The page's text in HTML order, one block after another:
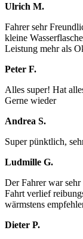
Ulrich M.
Fahrer sehr
kleine
Leistung mehr als
Peter F.
Alles super! Hat
Gerne wieder
Andrea S.
Super pünktlich,
Ludmille G.
Der Fahrer war
Fahrt verlief
wärmstens
Dieter P.